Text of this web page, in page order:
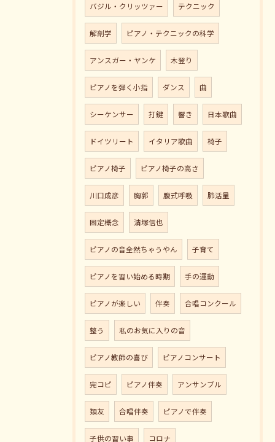
バジル・クリッツァー テクニック
解剖学 ピアノ・テクニックの科学
アンスガー・ヤンケ 木登り
ピアノを弾く小指 ダンス 曲
シーケンサー 打鍵 響き 日本歌曲
ドイツリート イタリア歌曲 椅子
ピアノ椅子 ピアノ椅子の高さ
川口成彦 胸郭 腹式呼吸 肺活量
固定概念 清塚信也
ピアノの音全然ちゃうやん 子育て
ピアノを習い始める時期 手の運動
ピアノが楽しい 伴奏 合唱コンクール
整う 私のお気に入りの音
ピアノ教師の喜び ピアノコンサート
完コピ ピアノ伴奏 アンサンブル
類友 合唱伴奏 ピアノで伴奏
子供の習い事 コロナ